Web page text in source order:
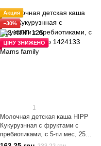
Акция
−30%
ЦІНУ ЗНИЖЕНО
1
Молочная детская каша HIPP
Кукурузнная с фруктами с
пребиотиками, с 5-ти мес, 250
гр